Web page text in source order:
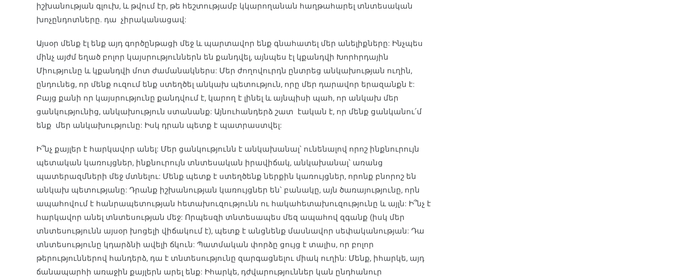
իշխանության գլուխ, և թվում էր, թե հեշտությամբ կկարողանան հաղթահարել տնտեսական
խոչընդոտները. դա չիրականացավ:
Այսօր մենք էլ ենք այդ գործընթացի մեջ և պարտավոր ենք գնահատել մեր անելիքները: Ինչպես
մինչ այժմ եղած բոլոր կայսրություններն են քանդվել, այնպես էլ կքանդվի Խորհրդային
Միությունը և կքանդվի մոտ ժամանակներս: Մեր ժողովուրդն ընտրեց անկախության ուղին,
ընդունեց, որ մենք ուզում ենք ստեղծել անկախ պետություն, որը մեր դարավոր երազանքն է:
Բայց քանի որ կայսրությունը քանդվում է, կարող է լինել և այնպիսի պահ, որ անկախ մեր
ցանկությունից, անկախություն ստանանք: Այնուհանդերձ շատ էական է, որ մենք ցանկանու՛մ
ենք մեր անկախությունը: Իսկ դրան պետք է պատրաստվել:
Ի՞նչ քայլեր է հարկավոր անել: Մեր ցանկությունն է անկախանալ՝ ունենալով որոշ ինքնուրույն
պետական կառույցներ, ինքնուրույն տնտեսական իրավիճակ, անկախանալ՝ առանց
պատերազմների մեջ մտնելու: Մենք պետք է ստեղծենք ներքին կառույցներ, որոնք բնորոշ են
անկախ պետությանը: Դրանք իշխանության կառույցներ են՝ բանակը, այն ծառայությունը, որն
ապահովում է հանրապետության հետախուզությունն ու հակահետախուզությունը և այլն: Ի՞նչ է
հարկավոր անել տնտեսության մեջ: Որպեսզի տնտեսապես մեզ ապահով զգանք (իսկ մեր
տնտեսությունն այսօր խոցելի վիճակում է), պետք է անցնենք մասնավոր սեփականության: Դա
տնտեսությունը կդարձնի ավելի ճկուն: Պատմական փորձը ցույց է տալիս, որ բոլոր
թերություններով հանդերձ, դա է տնտեսությունը զարգացնելու միակ ուղին: Մենք, իհարկե, այդ
ճանապարհի առաջին քայլերն արել ենք: Իհարկե, դժվարություններ կան ընդհանուր